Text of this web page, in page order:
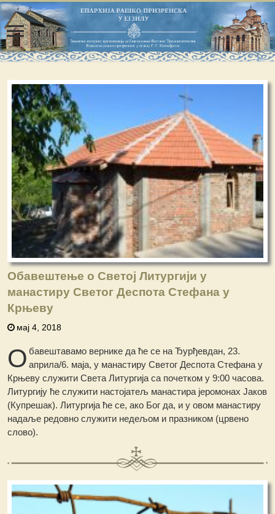
Обавештење о Светoj Литургији у
манастиру Светог Деспота Стефана у
Крњеву
мај 4, 2018
О бавештавамо вернике да ће се на Ђурђевдан, 23.
априла/6. маја, у манастиру Светог Деспота Стефана у
Крњеву служити Света Литургија са почетком у 9:00 часова.
Литургију ће служити настојатељ манастира јеромонах Јаков
(Купрешак). Литургија ће се, ако Бог да, и у овом манастиру
надаље редовно служити недељом и празником (црвено
слово).